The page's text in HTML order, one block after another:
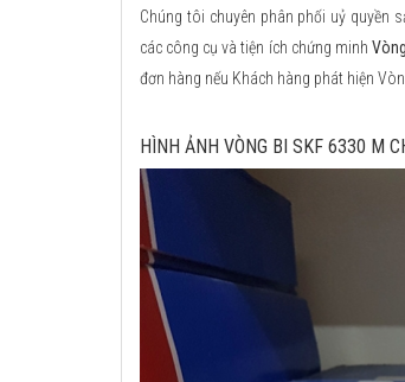
Chúng tôi chuyên phân phối uỷ quyền
các công cụ và tiện ích chứng minh
đơn hàng nếu Khách hàng phát hiện
HÌNH ẢNH VÒNG BI SKF 6330 M